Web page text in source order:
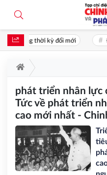
trong thời kỳ đổi mới
phát triển nhân lực
Tức về phát triển
cao mới nhất -